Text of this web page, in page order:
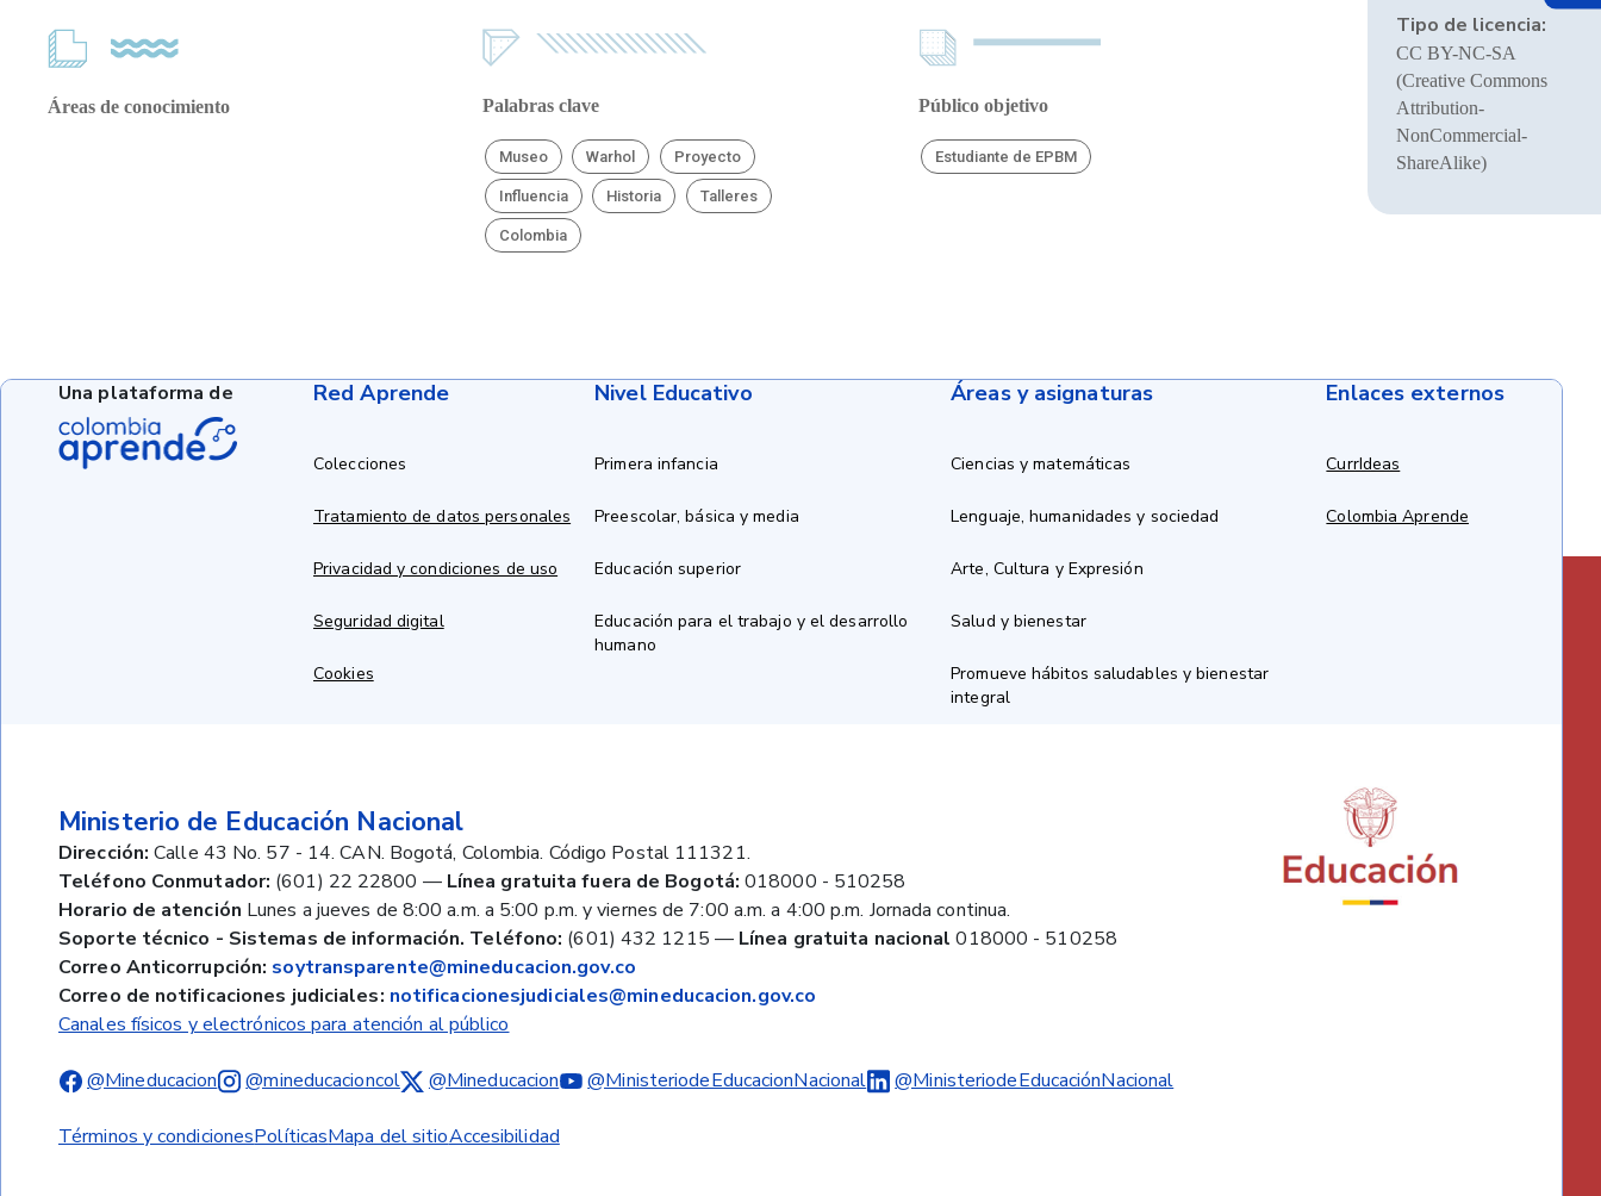
Áreas de conocimiento Palabras clave
Museo Warhol Proyecto
Influencia Historia Talleres
Colombia
Público objetivo
Estudiante de EPBM
Tipo de licencia:
CC BY-NC-SA
(Creative Commons
Attribution-
NonCommercial-
ShareAlike)
Red Aprende
Colecciones
Tratamiento de datos personales
Privacidad y condiciones de uso
Seguridad digital
Cookies
Nivel Educativo
Primera infancia
Preescolar, básica y media
Educación superior
Educación para el trabajo y el desarrollo
humano
Áreas y asignaturas
Ciencias y matemáticas
Lenguaje, humanidades y sociedad
Arte, Cultura y Expresión
Salud y bienestar
Promueve hábitos saludables y bienestar
integral
Enlaces externos
CurrIdeas
Colombia Aprende
Ministerio de Educación Nacional
Dirección: Calle 43 No. 57 - 14. CAN. Bogotá, Colombia. Código Postal 111321.
Teléfono Conmutador: (601) 22 22800 — Línea gratuita fuera de Bogotá: 018000 - 510258
Horario de atención Lunes a jueves de 8:00 a.m. a 5:00 p.m. y viernes de 7:00 a.m. a 4:00 p.m. Jornada continua.
Soporte técnico - Sistemas de información. Teléfono: (601) 432 1215 — Línea gratuita nacional 018000 - 510258
Correo Anticorrupción: soytransparente@mineducacion.gov.co
Correo de notificaciones judiciales: notificacionesjudiciales@mineducacion.gov.co
Canales físicos y electrónicos para atención al público
@Mineducacion @mineducacioncol @Mineducacion @MinisteriodeEducacionNacional @MinisteriodeEducaciónNacional
Términos y condicionesPolíticasMapa del sitioAccesibilidad
Una plataforma de